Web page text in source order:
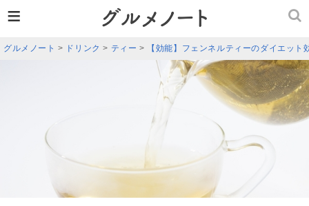
グルメノート > ドリンク > ティー > 【効能】フェンネルティーのダイエッ
≡